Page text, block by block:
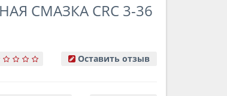
СМАЗКА CRC 3-36
Оставить отзыв